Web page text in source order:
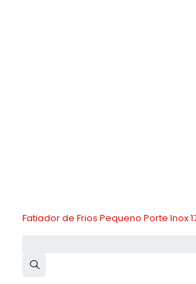
-10%
Fatiador de Frios Pequeno Porte Inox